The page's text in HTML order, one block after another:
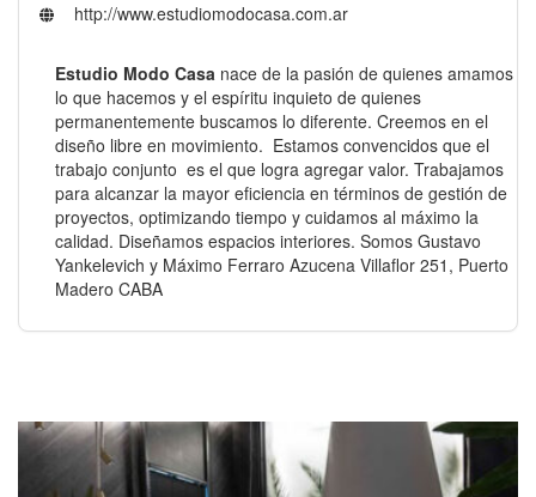
http://www.estudiomodocasa.com.ar
Estudio Modo Casa nace de la pasión de quienes amamos
lo que hacemos y el espíritu inquieto de quienes
permanentemente buscamos lo diferente. Creemos en el
diseño libre en movimiento. Estamos convencidos que el
trabajo conjunto es el que logra agregar valor. Trabajamos
para alcanzar la mayor eficiencia en términos de gestión de
proyectos, optimizando tiempo y cuidamos al máximo la
calidad. Diseñamos espacios interiores. Somos Gustavo
Yankelevich y Máximo Ferraro Azucena Villaflor 251, Puerto
Madero CABA